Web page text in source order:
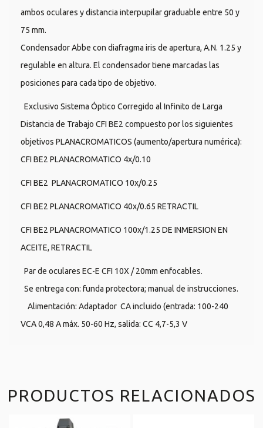
ambos oculares y distancia interpupilar graduable entre 50 y
75 mm.
Condensador Abbe con diafragma iris de apertura, A.N. 1.25 y
regulable en altura. El condensador tiene marcadas las
posiciones para cada tipo de objetivo.
Exclusivo Sistema Óptico Corregido al Infinito de Larga
Distancia de Trabajo CFI BE2 compuesto por los siguientes
objetivos PLANACROMATICOS (aumento/apertura numérica):
CFI BE2 PLANACROMATICO 4x/0.10
CFI BE2 PLANACROMATICO 10x/0.25
CFI BE2 PLANACROMATICO 40x/0.65 RETRACTIL
CFI BE2 PLANACROMATICO 100x/1.25 DE INMERSION EN
ACEITE, RETRACTIL
Par de oculares EC-E CFI 10X / 20mm enfocables.
Se entrega con: funda protectora; manual de instrucciones.
Alimentación: Adaptador CA incluido (entrada: 100-240
VCA 0,48 A máx. 50-60 Hz, salida: CC 4,7-5,3 V
PRODUCTOS RELACIONADOS